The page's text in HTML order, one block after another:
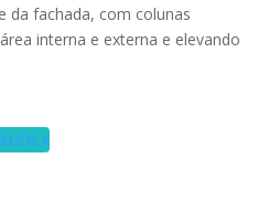
da fachada, com colunas
interna e externa e elevando
»